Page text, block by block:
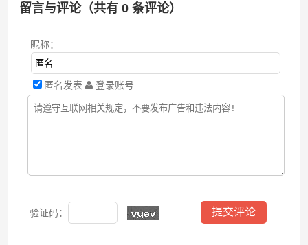
留言与评论（共有0 条评论）
昵称：
匿名发表 登录账号
验证码：